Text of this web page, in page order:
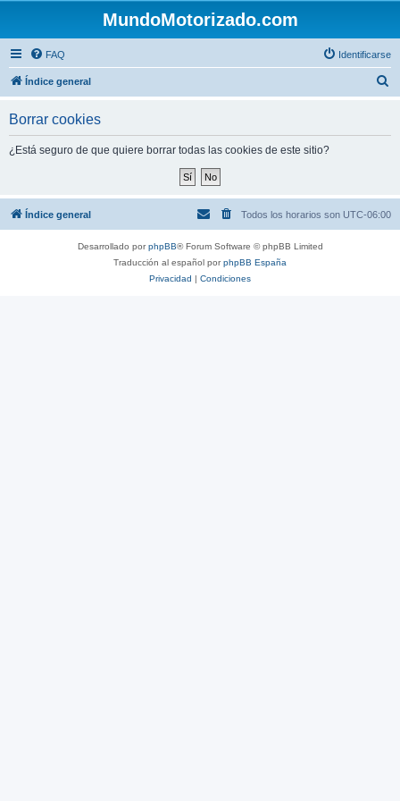
MundoMotorizado.com
FAQ Identificarse
Índice general
Borrar cookies
¿Está seguro de que quiere borrar todas las cookies de este sitio?
Índice general Todos los horarios son UTC-06:00
Desarrollado porphpBB® Forum Software © phpBB Limited
Traducción al español porphpBB España
Privacidad | Condiciones